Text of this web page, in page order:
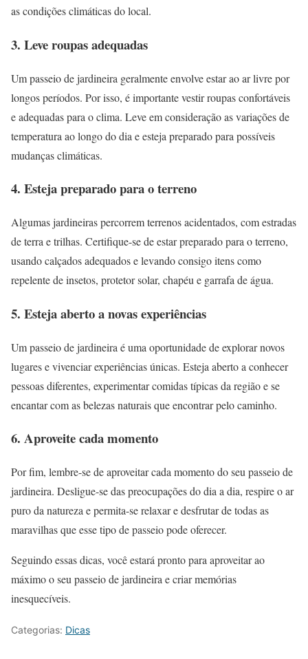
as condições climáticas do local.
3. Leve roupas adequadas
Um passeio de jardineira geralmente envolve estar ao ar livre por
longos períodos. Por isso, é importante vestir roupas confortáveis
e adequadas para o clima. Leve em consideração as variações de
temperatura ao longo do dia e esteja preparado para possíveis
mudanças climáticas.
4. Esteja preparado para o terreno
Algumas jardineiras percorrem terrenos acidentados, com estradas
de terra e trilhas. Certifique-se de estar preparado para o terreno,
usando calçados adequados e levando consigo itens como
repelente de insetos, protetor solar, chapéu e garrafa de água.
5. Esteja aberto a novas experiências
Um passeio de jardineira é uma oportunidade de explorar novos
lugares e vivenciar experiências únicas. Esteja aberto a conhecer
pessoas diferentes, experimentar comidas típicas da região e se
encantar com as belezas naturais que encontrar pelo caminho.
6. Aproveite cada momento
Por fim, lembre-se de aproveitar cada momento do seu passeio de
jardineira. Desligue-se das preocupações do dia a dia, respire o ar
puro da natureza e permita-se relaxar e desfrutar de todas as
maravilhas que esse tipo de passeio pode oferecer.
Seguindo essas dicas, você estará pronto para aproveitar ao
máximo o seu passeio de jardineira e criar memórias
inesquecíveis.
Categorias: Dicas